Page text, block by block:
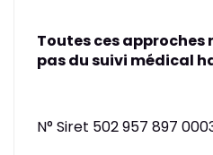
Toutes ces approches
pas du suivi médical
N° Siret 502 957 897